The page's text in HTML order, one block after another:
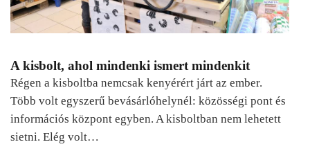
A kisbolt, ahol mindenki ismert mindenkit
Régen a kisboltba nemcsak kenyérért járt az ember.
Több volt egyszerű bevásárlóhelynél: közösségi pont és
információs központ egyben. A kisboltban nem lehetett
sietni. Elég volt…